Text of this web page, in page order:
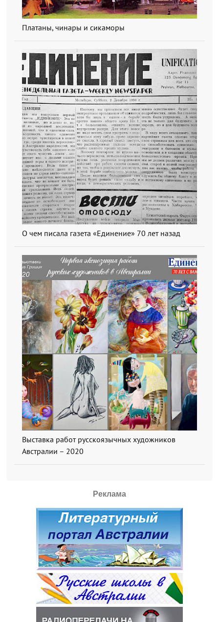
Платаны, чинары и сикаморы
О чем писала газета «Единение» 70 лет назад
Выставка работ русскоязычных художников
Австралии – 2020
Реклама